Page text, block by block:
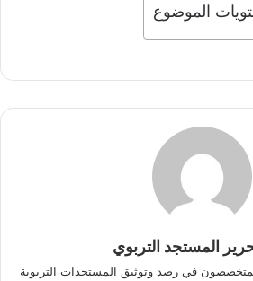
الموضوع
المستجد التربوي
في رصد وتوثيق المستجدات التربوية